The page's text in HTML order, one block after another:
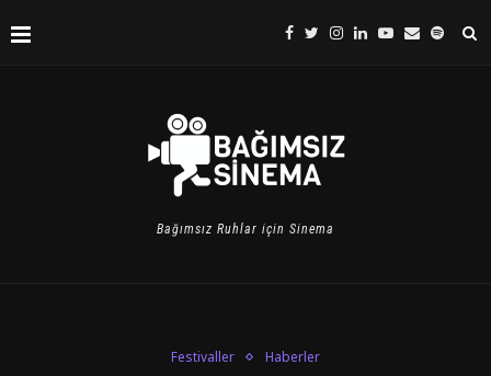
Bağımsız Ruhlar için Sinema
Festivaller Haberler